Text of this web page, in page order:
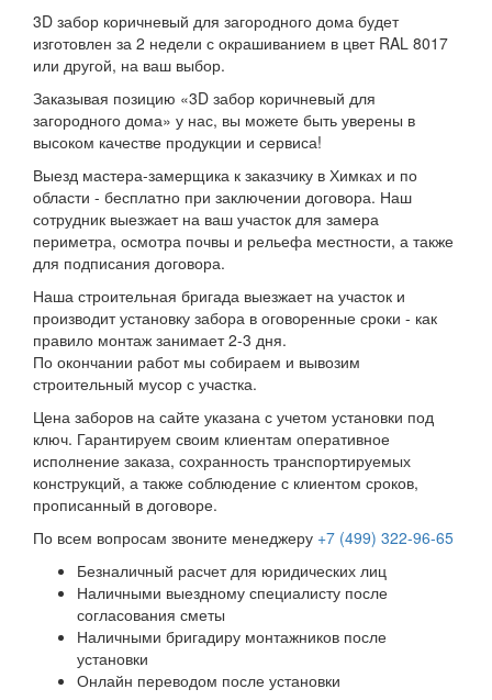
3D забор коричневый для загородного дома будет
изготовлен за 2 недели с окрашиванием в цвет RAL 8017
или другой, на ваш выбор.
Заказывая позицию «3D забор коричневый для
загородного дома» у нас, вы можете быть уверены в
высоком качестве продукции и сервиса!
Выезд мастера-замерщика к заказчику в Химках и по
области - бесплатно при заключении договора. Наш
сотрудник выезжает на ваш участок для замера
периметра, осмотра почвы и рельефа местности, а также
для подписания договора.
Наша строительная бригада выезжает на участок и
производит установку забора в оговоренные сроки - как
правило монтаж занимает 2-3 дня.
По окончании работ мы собираем и вывозим
строительный мусор с участка.
Цена заборов на сайте указана с учетом установки под
ключ. Гарантируем своим клиентам оперативное
исполнение заказа, сохранность транспортируемых
конструкций, а также соблюдение с клиентом сроков,
прописанный в договоре.
По всем вопросам звоните менеджеру +7 (499) 322-96-65
Безналичный расчет для юридических лиц
Наличными выездному специалисту после
согласования сметы
Наличными бригадиру монтажников после
установки
Онлайн переводом после установки